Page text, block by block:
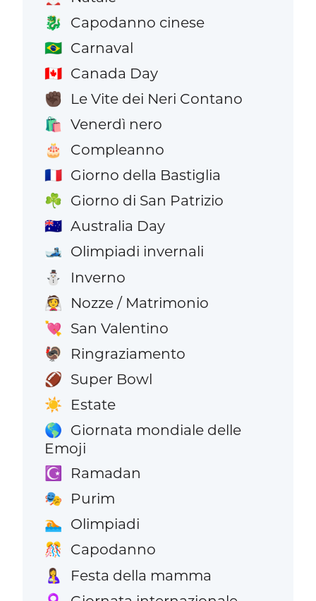
🐉 Capodanno cinese
🇧🇷 Carnaval
🇨🇦 Canada Day
✊🏿 Le Vite dei Neri Contano
🛍️ Venerdì nero
🎂 Compleanno
🇫🇷 Giorno della Bastiglia
☘️ Giorno di San Patrizio
🇦🇺 Australia Day
🎿 Olimpiadi invernali
⛄ Inverno
👰 Nozze / Matrimonio
💘 San Valentino
🦃 Ringraziamento
🏈 Super Bowl
☀️ Estate
🌎 Giornata mondiale delle
Emoji
☪️ Ramadan
🎭 Purim
🏊 Olimpiadi
🎊 Capodanno
🤱 Festa della mamma